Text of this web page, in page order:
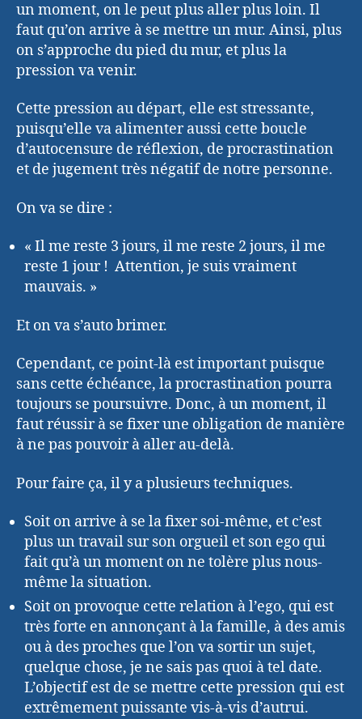
un moment, on le peut plus aller plus loin. Il
faut qu’on arrive à se mettre un mur. Ainsi, plus
on s’approche du pied du mur, et plus la
pression va venir.
Cette pression au départ, elle est stressante,
puisqu’elle va alimenter aussi cette boucle
d’autocensure de réflexion, de procrastination
et de jugement très négatif de notre personne.
On va se dire :
« Il me reste 3 jours, il me reste 2 jours, il me
reste 1 jour ! Attention, je suis vraiment
mauvais. »
Et on va s’auto brimer.
Cependant, ce point-là est important puisque
sans cette échéance, la procrastination pourra
toujours se poursuivre. Donc, à un moment, il
faut réussir à se fixer une obligation de manière
à ne pas pouvoir à aller au-delà.
Pour faire ça, il y a plusieurs techniques.
Soit on arrive à se la fixer soi-même, et c’est
plus un travail sur son orgueil et son ego qui
fait qu’à un moment on ne tolère plus nous-
même la situation.
Soit on provoque cette relation à l’ego, qui est
très forte en annonçant à la famille, à des amis
ou à des proches que l’on va sortir un sujet,
quelque chose, je ne sais pas quoi à tel date.
L’objectif est de se mettre cette pression qui est
extrêmement puissante vis-à-vis d’autrui.